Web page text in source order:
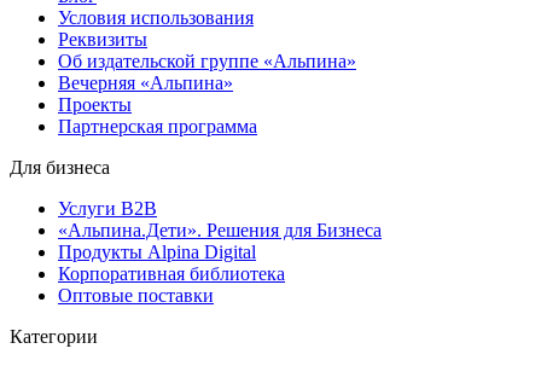
Условия использования
Реквизиты
Об издательской группе «Альпина»
Вечерняя «Альпина»
Проекты
Партнерская программа
Для бизнеса
Услуги B2B
«Альпина.Дети». Решения для Бизнеса
Продукты Alpina Digital
Корпоративная библиотека
Оптовые поставки
Категории